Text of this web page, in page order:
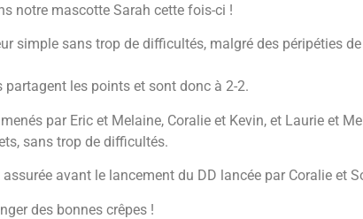
notre mascotte Sarah cette fois-ci !
simple sans trop de difficultés, malgré des péripéties
les points et sont donc à 2-2.
par Eric et Melaine, Coralie et Kevin, et Laurie et
sans trop de difficultés.
avant le lancement du DD lancée par Coralie et
des bonnes crêpes !